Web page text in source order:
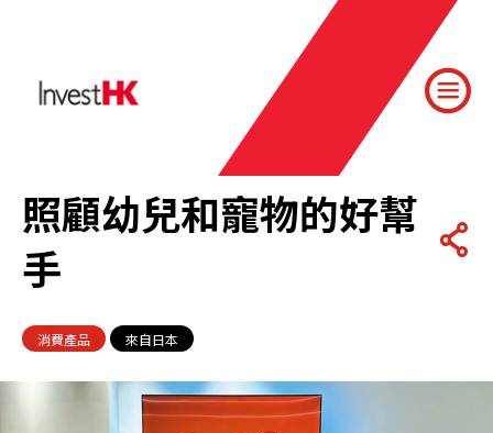
照顧幼兒和寵物的好幫
手
消費產品 來自日本